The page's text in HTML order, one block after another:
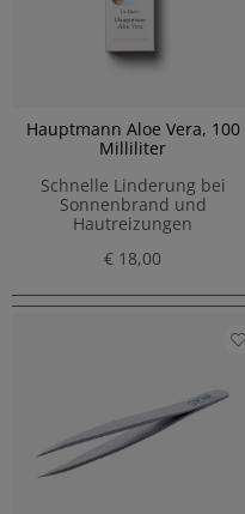
Hauptmann Aloe Vera, 100
Milliliter
Schnelle Linderung bei
Sonnenbrand und
Hautreizungen
€ 18,00